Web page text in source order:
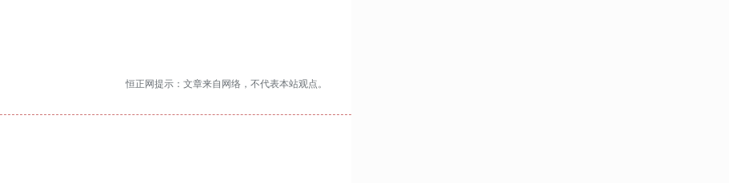
恒正网提示：文章来自网络，不代表本站观点。